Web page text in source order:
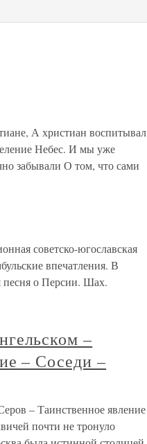
А христиан воспитывал
Небес. И мы уже
забывали О том, что сами
советско-югославская
впечатления. В
песня о Персии. Шах.
–
– Соседи –
– Таинственное явление
почти не тронуло